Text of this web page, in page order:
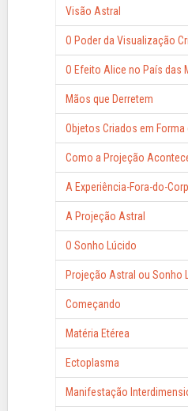
Visão Astral
O Poder da Visualização
O Efeito Alice no País das
Mãos que Derretem
Objetos Criados em
Como a Projeção
A Experiência-Fora-do-
A Projeção Astral
O Sonho Lúcido
Projeção Astral ou Sonho
Começando
Matéria Etérea
Ectoplasma
Manifestação